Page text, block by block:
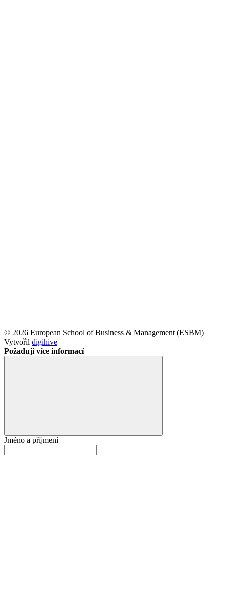
© 2026 European School of Business & Management (ESBM)
Vytvořil digihive
Požaduji více informací
Jméno a příjmení